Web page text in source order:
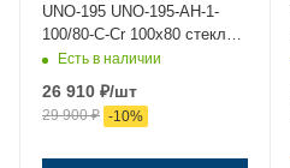
UNO-195 UNO-195-AH-1-
100/80-C-Cr 100х80 стекло
прозрачное профиль хром
Есть в наличии
26 910 ₽/шт
29 900₽ -10%